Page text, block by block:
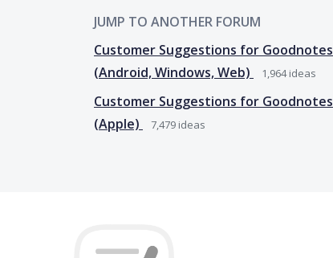
JUMP TO ANOTHER FORUM
Customer Suggestions for Goodnotes
(Android, Windows, Web)
1,964ideas
Customer Suggestions for Goodnotes
(Apple)
7,479 ideas